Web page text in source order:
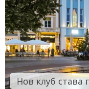
Нов клуб